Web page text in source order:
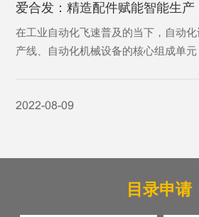
在工业自动化飞速普及的当下，自动
产线、自动化机械设备的核心组成单
成自动化输送、加工、分拣、检测等
2022-08-09
目录申请